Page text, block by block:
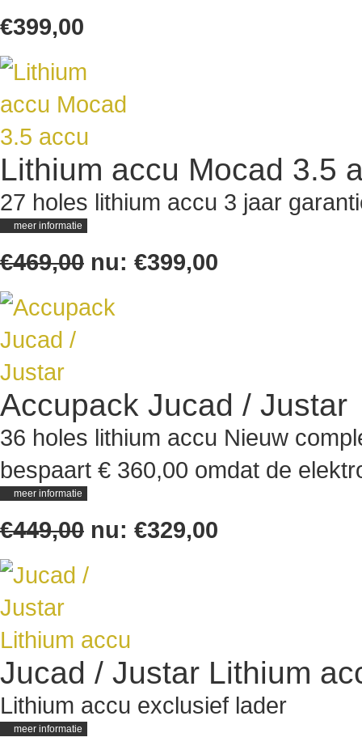
€399,00
Lithium accu Mocad 3.5
27 holes lithium accu 3 jaar
meer informatie
€469,00 nu: €399,00
Accupack Jucad / Justar
36 holes lithium accu Nieuw
bespaart € 360,00 omdat de
meer informatie
€449,00 nu: €329,00
Jucad / Justar Lithium
Lithium accu exclusief lader
meer informatie